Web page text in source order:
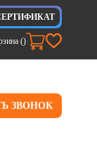
()
ЗВОНОК